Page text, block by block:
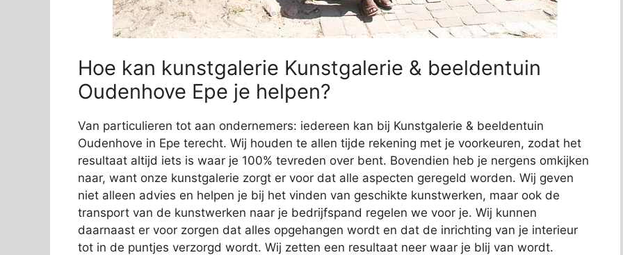
Hoe kan kunstgalerie Kunstgalerie & beeldentuin
Oudenhove Epe je helpen?
Van particulieren tot aan ondernemers: iedereen kan bij Kunstgalerie & beeldentuin
Oudenhove in Epe terecht. Wij houden te allen tijde rekening met je voorkeuren, zodat het
resultaat altijd iets is waar je 100% tevreden over bent. Bovendien heb je nergens omkijken
naar, want onze kunstgalerie zorgt er voor dat alle aspecten geregeld worden. Wij geven
niet alleen advies en helpen je bij het vinden van geschikte kunstwerken, maar ook de
transport van de kunstwerken naar je bedrijfspand regelen we voor je. Wij kunnen
daarnaast er voor zorgen dat alles opgehangen wordt en dat de inrichting van je interieur
tot in de puntjes verzorgd wordt. Wij zetten een resultaat neer waar je blij van wordt.